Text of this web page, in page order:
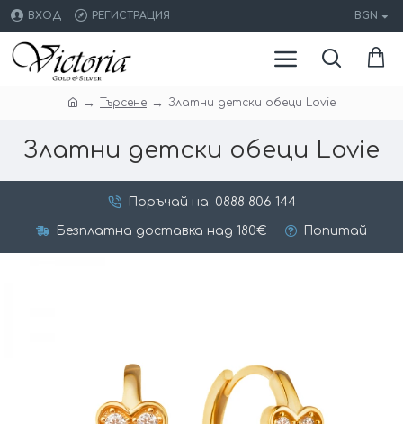
ВХОД РЕГИСТРАЦИЯ BGN
Търсене Златни детски обеци Lovie
Златни детски обеци Lovie
Поръчай на: 0888 806 144
Безплатна доставка над 180€ Попитай